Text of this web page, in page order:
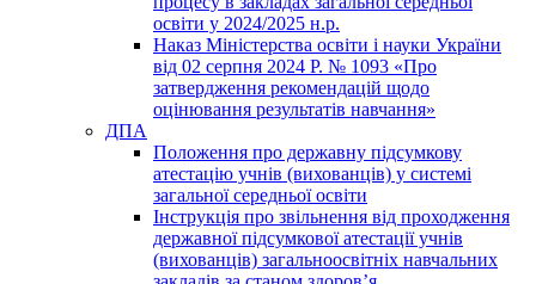
освіти у 2024/2025 н.р.
Наказ Міністерства освіти і науки України
від 02 серпня 2024 Р. № 1093 «Про
затвердження рекомендацій щодо
оцінювання результатів навчання»
ДПА
Положення про державну підсумкову
атестацію учнів (вихованців) у системі
загальної середньої освіти
Інструкція про звільнення від проходження
державної підсумкової атестації учнів
(вихованців) загальноосвітніх навчальних